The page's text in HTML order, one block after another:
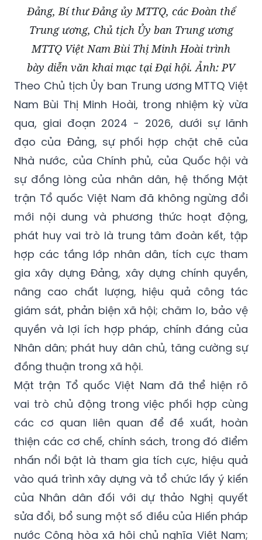
Đảng, Bí thư Đảng ủy MTTQ, các Đoàn thể
Trung ương, Chủ tịch Ủy ban Trung ương
MTTQ Việt Nam Bùi Thị Minh Hoài trình
bày diễn văn khai mạc tại Đại hội. Ảnh: PV
Theo Chủ tịch Ủy ban Trung ương MTTQ Việt
Nam Bùi Thị Minh Hoài, trong nhiệm kỳ vừa
qua, giai đoạn 2024 - 2026, dưới sự lãnh
đạo của Đảng, sự phối hợp chặt chẽ của
Nhà nước, của Chính phủ, của Quốc hội và
sự đồng lòng của nhân dân, hệ thống Mặt
trận Tổ quốc Việt Nam đã không ngừng đổi
mới nội dung và phương thức hoạt động,
phát huy vai trò là trung tâm đoàn kết, tập
hợp các tầng lớp nhân dân, tích cực tham
gia xây dựng Đảng, xây dựng chính quyền,
nâng cao chất lượng, hiệu quả công tác
giám sát, phản biện xã hội; chăm lo, bảo vệ
quyền và lợi ích hợp pháp, chính đáng của
Nhân dân; phát huy dân chủ, tăng cường sự
đồng thuận trong xã hội.
Mặt trận Tổ quốc Việt Nam đã thể hiện rõ
vai trò chủ động trong việc phối hợp cùng
các cơ quan liên quan để đề xuất, hoàn
thiện các cơ chế, chính sách, trong đó điểm
nhấn nổi bật là tham gia tích cực, hiệu quả
vào quá trình xây dựng và tổ chức lấy ý kiến
của Nhân dân đối với dự thảo Nghị quyết
sửa đổi, bổ sung một số điều của Hiến pháp
nước Cộng hòa xã hội chủ nghĩa Việt Nam;